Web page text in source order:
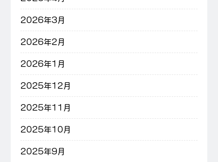
2026年3月
2026年2月
2026年1月
2025年12月
2025年11月
2025年10月
2025年9月